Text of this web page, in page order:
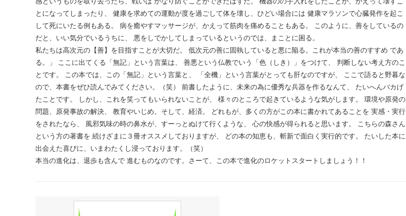
とになってしまったり、 健康を求めての運動が度を過ごして体を壊し、ひどい場合には 健康マラソンで心臓発作を起こ
して死にいたる例もある。 病を癒やすマッサージが、かえって筋肉を痛めることもある。 このように、善をしているの
だと、いい気分でいるうちに、 悪をしでかしてしまっているというのでは、まことに困る。
私たちは高次元の【善】を目指すことが大切だ。 低次元の善に固執していると悪に陥る。これが本当の善のすすめ であ
る。」 ここに出てくる「無記」という言葉は、 善悪という仏教でいう「色（しき）」をつけて、 判断しない考え方のこ
とです。 この本では、この「無記」という言葉と、 「全機」という言葉がとっても肝なのですが、 ここで語ると野暮な
ので、本書をぜひ読んでみてください。（笑） 前書したように、未来の為に優秀な兵器を作るなんて、 たいへんバカげ
たことです。 しかし、これを笑ってもいられないことが、 様々のところで起きているような気がします。 環境や原発の
問題、原発事故の解決、 教育やいじめ。そして、経済。 どれもが、多くの方がこの本に書かれてあることを 実感・実行
をされたなら、 風邪気味の時の鼻水が、すーっとぬけて行くような、 心の快感が得られると思います。 こちらの森さん
という方の著書を 続けざまに３冊オススメしておりますが、 どの本の知恵も、斬新で面白く実行的です。 たいした本に
出会えた喜びに、いまわたくし浸っております。（笑）
本当の進化は、退歩も含んで 進むものなのです。さーて、この本で進化のロケットスタートしましょう！！